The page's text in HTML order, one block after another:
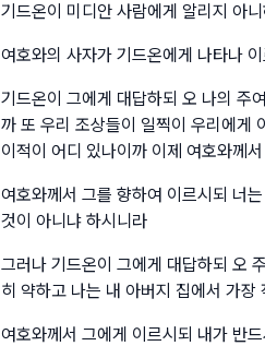
기드온이 미디안 사람에게 알리지 아
여호와의 사자가 기드온에게 나타나
기드온이 그에게 대답하되 오 나의 주
까 또 우리 조상들이 일찍이 우리에게
이적이 어디 있나이까 이제 여호와께
여호와께서 그를 향하여 이르시되 너
것이 아니냐 하시니라
그러나 기드온이 그에게 대답하되 오
히 약하고 나는 내 아버지 집에서 가장
여호와께서 그에게 이르시되 내가 반